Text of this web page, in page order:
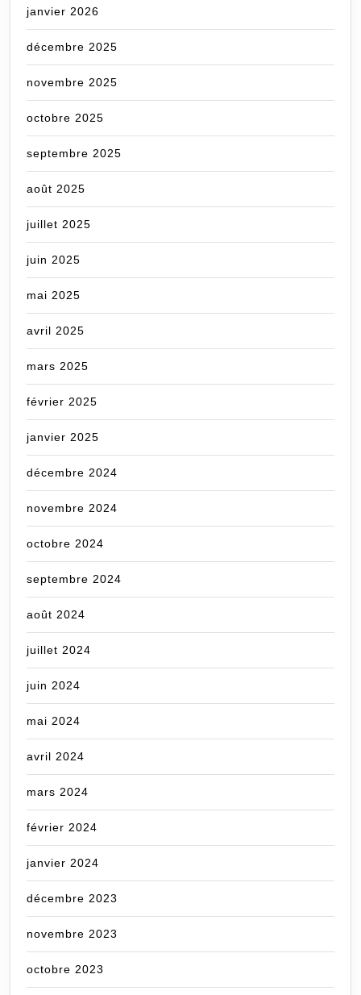
janvier 2026
décembre 2025
novembre 2025
octobre 2025
septembre 2025
août 2025
juillet 2025
juin 2025
mai 2025
avril 2025
mars 2025
février 2025
janvier 2025
décembre 2024
novembre 2024
octobre 2024
septembre 2024
août 2024
juillet 2024
juin 2024
mai 2024
avril 2024
mars 2024
février 2024
janvier 2024
décembre 2023
novembre 2023
octobre 2023